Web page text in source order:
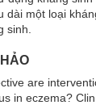
dài một loại
sinh.
are
in eczema?